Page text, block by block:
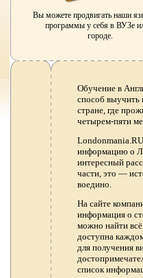
Вы можете продвигать наши
программы у себя в ВУЗе
городе.
Обучение в
способ выучить
стране, где
четырем-пяти
информацию о
интересный
части, это —
воедино.
На сайте
информация о
можно найти
доступна
для получения
список